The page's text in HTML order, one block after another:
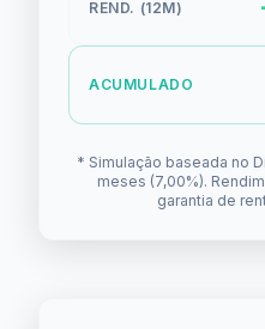
REND. (12M)
ACUMULADO
* Simulação baseada no
meses (7,00%).
garantia de